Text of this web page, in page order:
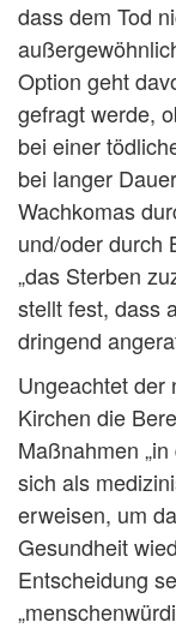
dass dem Tod
Option geht
gefragt werde,
bei einer
bei langer
Wachkomas
und/oder durch
„das Sterben
stellt fest, dass
dringend
Ungeachtet der
Kirchen die
Maßnahmen
sich als
erweisen, um
Gesundheit
Entscheidung